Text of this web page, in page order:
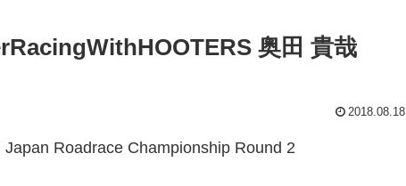
奥田 貴哉
2018.08.18
Roadrace Championship Round 2